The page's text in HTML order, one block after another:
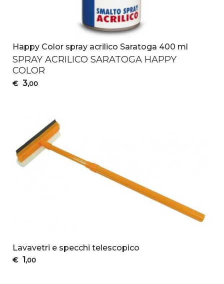
Happy Color spray acrilico Saratoga 400 ml
SPRAY ACRILICO SARATOGA HAPPY
COLOR
€ 3,00
Lavavetri e specchi telescopico
€ 1,00